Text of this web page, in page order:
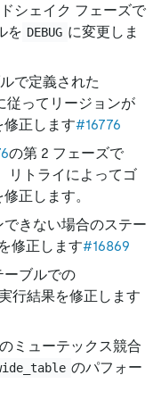
シェイク フェーズで
を DEBUG に変更しま
で定義された
従ってリージョンが
正します#16776
の第 2 フェーズで
リトライによってゴ
正します。
きない場合のステー
修正します#16869
ーブルでの
行結果を修正します
のミューテックス競合
のパフォー